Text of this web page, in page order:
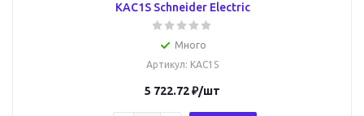
KAC1S Schneider Electric
Много
Артикул: KAC1S
5 722.72₽/шт